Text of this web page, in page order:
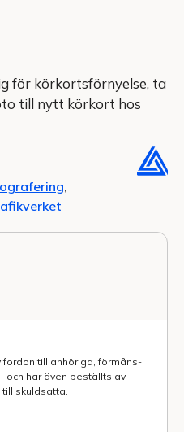
för körkortsförnyelse, ta
till nytt körkort hos
,
fordon till anhöriga, förmåns-
och har även beställts av
skuldsatta.